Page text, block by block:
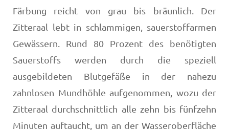
Färbung reicht von grau bis bräunlich. Der
Zitteraal lebt in schlammigen, sauerstoffarmen
Gewässern. Rund 80 Prozent des benötigten
Sauerstoffs werden durch die speziell
ausgebildeten Blutgefäße in der nahezu
zahnlosen Mundhöhle aufgenommen, wozu der
Zitteraal durchschnittlich alle zehn bis fünfzehn
Minuten auftaucht, um an der Wasseroberfläche